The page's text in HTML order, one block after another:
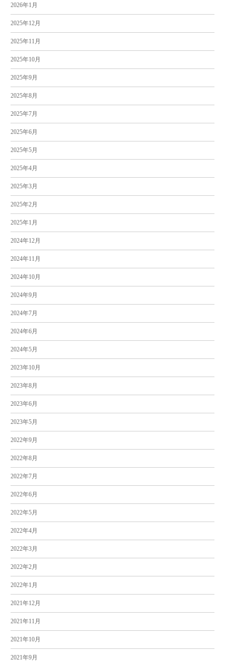
2026年1月
2025年12月
2025年11月
2025年10月
2025年9月
2025年8月
2025年7月
2025年6月
2025年5月
2025年4月
2025年3月
2025年2月
2025年1月
2024年12月
2024年11月
2024年10月
2024年9月
2024年7月
2024年6月
2024年5月
2023年10月
2023年8月
2023年6月
2023年5月
2022年9月
2022年8月
2022年7月
2022年6月
2022年5月
2022年4月
2022年3月
2022年2月
2022年1月
2021年12月
2021年11月
2021年10月
2021年9月